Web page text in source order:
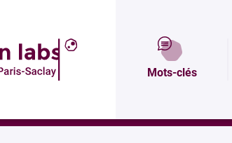
Mots-clés